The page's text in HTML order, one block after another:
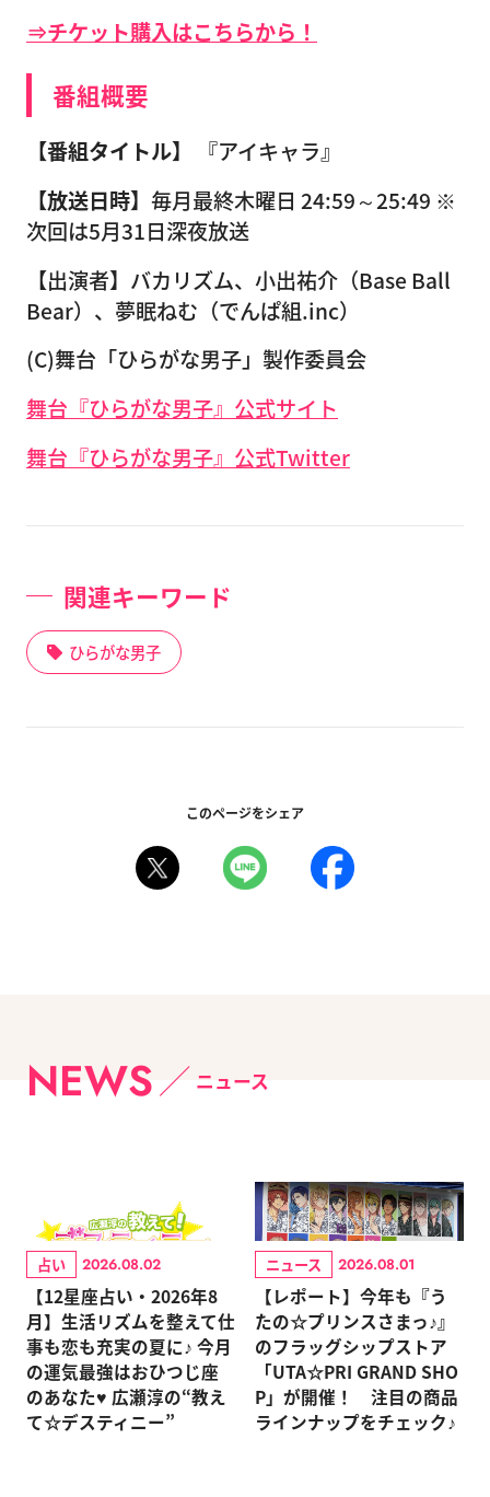
⇒チケット購入はこちらから！
番組概要
【番組タイトル】
『アイキャラ』
【放送日時】 毎月最終木曜日 24:59～25:49 ※
次回は5月31日深夜放送
【出演者】バカリズム、小出祐介（Base Ball
Bear）、夢眠ねむ（でんぱ組.inc）
(C)舞台「ひらがな男子」製作委員会
舞台『ひらがな男子』公式サイト
舞台『ひらがな男子』公式Twitter
関連キーワード
ひらがな男子
このページをシェア
NEWS ニュース
占い 2026.08.02
【12星座占い・2026年8
月】生活リズムを整えて仕
事も恋も充実の夏に♪ 今月
の運気最強はおひつじ座
のあなた♥ 広瀬淳の“教え
て☆デスティニー”
ニュース 2026.08.01
【レポート】今年も『う
たの☆プリンスさまっ♪』
のフラッグシップストア
「UTA☆PRI GRAND SHO
P」が開催！ 注目の商品
ラインナップをチェック♪